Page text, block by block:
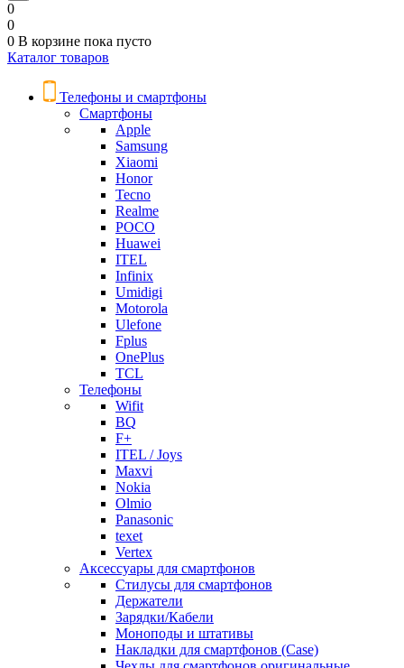
0
0
0 В корзине пока пусто
Каталог товаров
Телефоны и смартфоны
Смартфоны
Apple
Samsung
Xiaomi
Honor
Tecno
Realme
POCO
Huawei
ITEL
Infinix
Umidigi
Motorola
Ulefone
Fplus
OnePlus
TCL
Телефоны
Wifit
BQ
F+
ITEL / Joys
Maxvi
Nokia
Olmio
Panasonic
texet
Vertex
Аксессуары для смартфонов
Стилусы для смартфонов
Держатели
Зарядки/Кабели
Моноподы и штативы
Накладки для смартфонов (Case)